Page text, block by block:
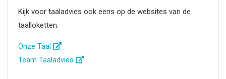
Kijk voor taaladvies ook eens op de websites van de
taalloketten:
Onze Taal
Team Taaladvies